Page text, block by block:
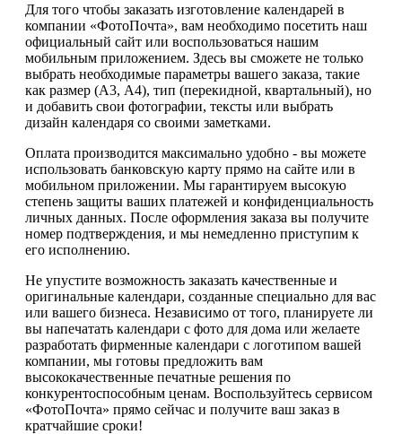
Для того чтобы заказать изготовление календарей в
компании «ФотоПочта», вам необходимо посетить наш
официальный сайт или воспользоваться нашим
мобильным приложением. Здесь вы сможете не только
выбрать необходимые параметры вашего заказа, такие
как размер (А3, А4), тип (перекидной, квартальный), но
и добавить свои фотографии, тексты или выбрать
дизайн календаря со своими заметками.
Оплата производится максимально удобно - вы можете
использовать банковскую карту прямо на сайте или в
мобильном приложении. Мы гарантируем высокую
степень защиты ваших платежей и конфиденциальность
личных данных. После оформления заказа вы получите
номер подтверждения, и мы немедленно приступим к
его исполнению.
Не упустите возможность заказать качественные и
оригинальные календари, созданные специально для вас
или вашего бизнеса. Независимо от того, планируете ли
вы напечатать календари с фото для дома или желаете
разработать фирменные календари с логотипом вашей
компании, мы готовы предложить вам
высококачественные печатные решения по
конкурентоспособным ценам. Воспользуйтесь сервисом
«ФотоПочта» прямо сейчас и получите ваш заказ в
кратчайшие сроки!